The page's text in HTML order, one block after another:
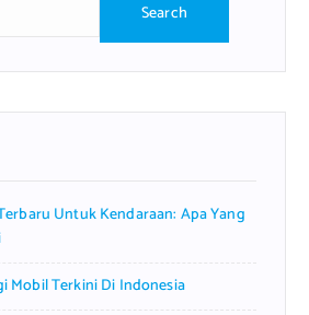
Untuk Kendaraan: Apa Yang
Mobil Terkini Di Indonesia